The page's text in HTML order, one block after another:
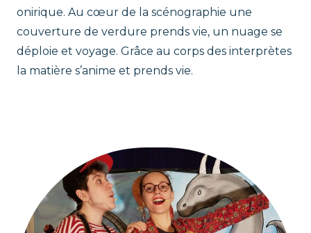
onirique. Au cœur de la scénographie une
couverture de verdure prends vie, un nuage se
déploie et voyage. Grâce au corps des interprètes
la matière s’anime et prends vie.